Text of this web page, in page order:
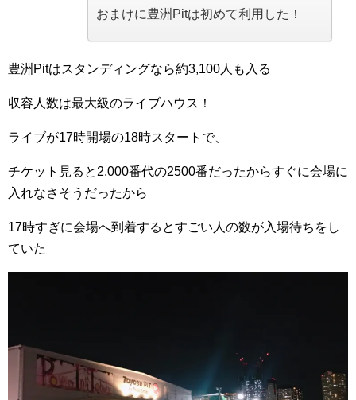
おまけに豊洲Pitは初めて利用した！
豊洲Pitはスタンディングなら約3,100人も入る
収容人数は最大級のライブハウス！
ライブが17時開場の18時スタートで、
チケット見ると2,000番代の2500番だったからすぐに会場に
入れなさそうだったから
17時すぎに会場へ到着するとすごい人の数が入場待ちをし
ていた